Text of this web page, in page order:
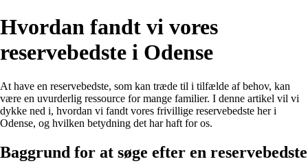
Hvordan fandt vi vores
reservebedste i Odense
At have en reservebedste, som kan træde til i tilfælde af behov, kan
være en uvurderlig ressource for mange familier. I denne artikel vil vi
dykke ned i, hvordan vi fandt vores frivillige reservebedste her i
Odense, og hvilken betydning det har haft for os.
Baggrund for at søge efter en reservebedste